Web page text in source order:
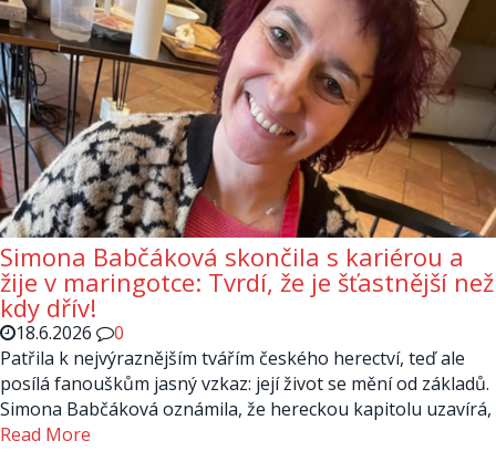
Simona Babčáková skončila s kariérou a
žije v maringotce: Tvrdí, že je šťastnější než
kdy dřív!
18.6.2026
0
Patřila k nejvýraznějším tvářím českého herectví, teď ale
posílá fanouškům jasný vzkaz: její život se mění od základů.
Simona Babčáková oznámila, že hereckou kapitolu uzavírá,
Read More